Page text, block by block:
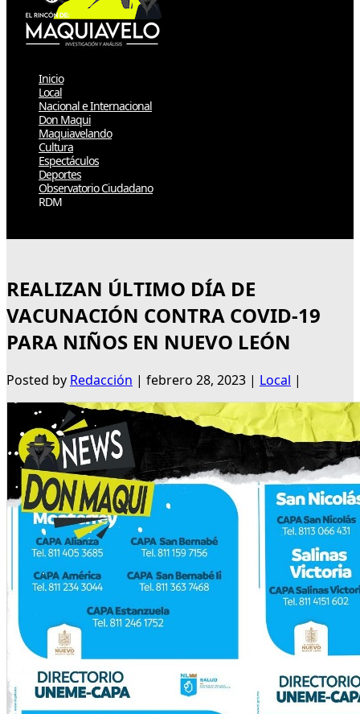
Inicio
Local
Nacional e Internacional
Don Maqui
Maquiavelando
Cultura
Espectáculos
Deportes
Observatorio Ciudadano
RDM
REALIZAN ÚLTIMO DÍA DE
VACUNACIÓN CONTRA COVID-19
PARA NIÑOS EN NUEVO LEÓN
Posted by Redacción | febrero 28, 2023 | Local |